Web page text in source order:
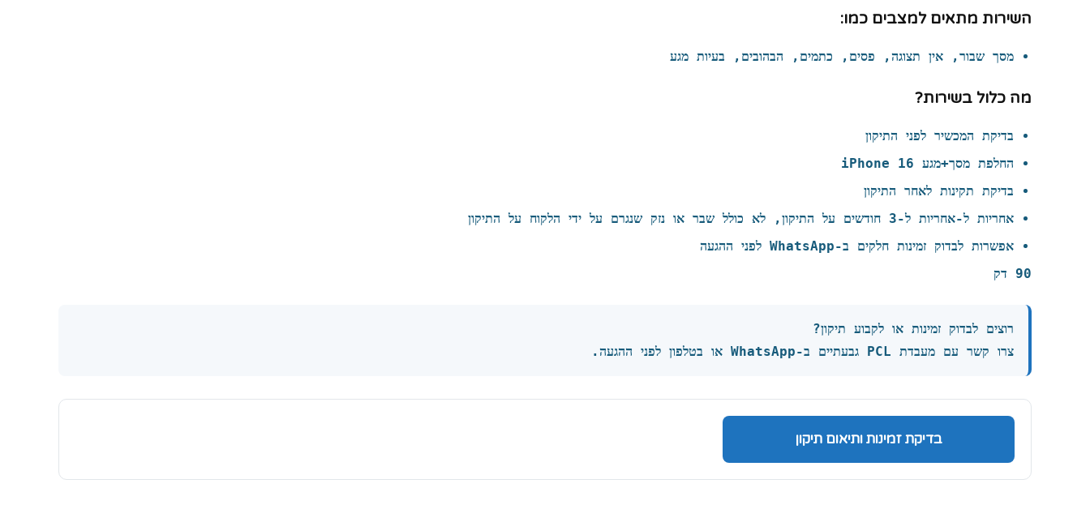
השירות מתאים למצבים כמו:
מסך שבור, אין תצוגה, פסים, כתמים, הבהובים, בעיות מגע
מה כלול בשירות?
בדיקת המכשיר לפני התיקון
החלפת מסך+מגע iPhone 16
בדיקת תקינות לאחר התיקון
אחריות ל-אחריות ל‑3 חודשים על התיקון, לא כולל שבר או נזק שנגרם על ידי הלקוח על התיקון
אפשרות לבדוק זמינות חלקים ב-WhatsApp לפני ההגעה
90 דק
רוצים לבדוק זמינות או לקבוע תיקון?
צרו קשר עם מעבדת PCL גבעתיים ב-WhatsApp או בטלפון לפני ההגעה.
בדיקת זמינות ותיאום תיקון